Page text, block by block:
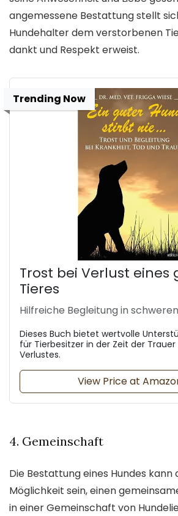
angemessene Bestattung stellt
Hundehalter dem verstorbenen
dankt und Respekt erweist.
Trending Now
Trost bei Verlust eines
Tieres
Hilfreiche Begleitung in
Dieses Buch bietet wertvolle
für Tierbesitzer in der Zeit der Trauer
Verlustes.
View Price at
4. Gemeinschaft
Die Bestattung eines Hundes kann
Möglichkeit sein, einen
in einer Gemeinschaft von